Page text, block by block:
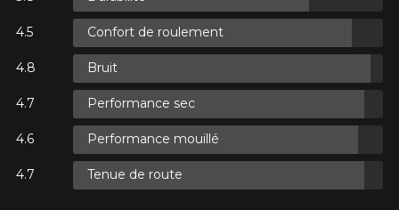
Confort de roulement
Bruit
Performance sec
Performance mouillé
Tenue de route